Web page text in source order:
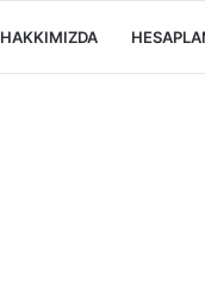
HAKKIMIZDA